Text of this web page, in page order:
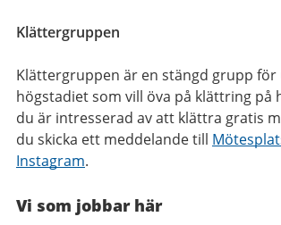
Klättergruppen
Klättergruppen är en stängd grupp
högstadiet som vill öva på klättring på
du är intresserad av att klättra gratis
du skicka ett meddelande till
Instagram.
Vi som jobbar här